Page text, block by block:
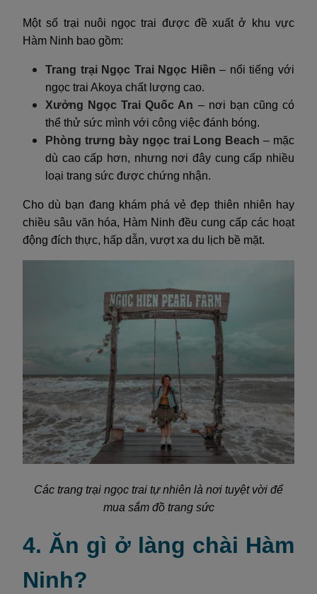
Một số trại nuôi ngọc trai được đề xuất ở khu vực
Hàm Ninh bao gồm:
Trang trại Ngọc Trai Ngọc Hiền– nổi tiếng với
ngọc trai Akoya chất lượng cao.
Xưởng Ngọc Trai Quốc An – nơi bạn cũng có
thể thử sức mình với công việc đánh bóng.
Phòng trưng bày ngọc trai Long Beach– mặc
dù cao cấp hơn, nhưng nơi đây cung cấp nhiều
loại trang sức được chứng nhận.
Cho dù bạn đang khám phá vẻ đẹp thiên nhiên hay
chiều sâu văn hóa, Hàm Ninh đều cung cấp các hoạt
động đích thực, hấp dẫn, vượt xa du lịch bề mặt.
Các trang trại ngọc trai tự nhiên là nơi tuyệt vời để
mua sắm đồ trang sức
4. Ăn gì ở làng chài Hàm
Ninh?